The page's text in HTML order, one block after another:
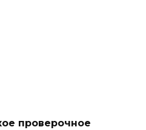
проверочное